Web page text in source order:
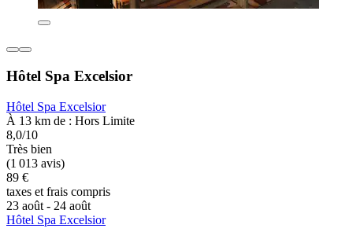
Hôtel Spa Excelsior
Hôtel Spa Excelsior
À 13 km de : Hors Limite
8,0/10
Très bien
(1 013 avis)
89 €
taxes et frais compris
23 août - 24 août
Hôtel Spa Excelsior